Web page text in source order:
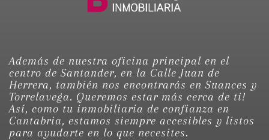
Además de nuestra oficina principal en el
centro de Santander, en la Calle Juan de
Herrera, también nos encontrarás en Suances y
Torrelavega. Queremos estar más cerca de ti!
Así, como tu inmobiliaria de confianza en
Cantabria, estamos siempre accesibles y listos
para ayudarte en lo que necesites.